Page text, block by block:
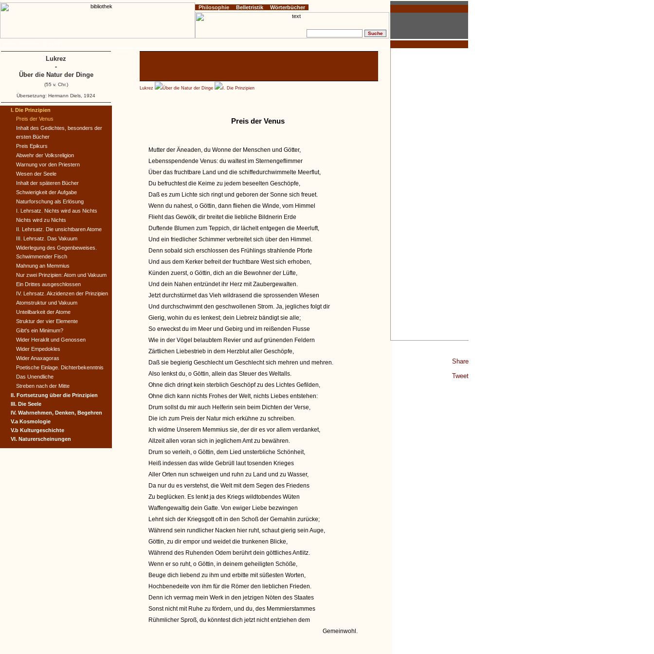
Share
Tweet
Lukrez Über die Natur der Dinge I. Die Prinzipien
Preis der Venus
Mutter der Äneaden, du Wonne der Menschen und Götter,
Lebensspendende Venus: du waltest im Sternengeflimmer
Über das fruchtbare Land und die schiffedurchwimmelte Meerflut,
Du befruchtest die Keime zu jedem beseelten Geschöpfe,
Daß es zum Lichte sich ringt und geboren der Sonne sich freuet.
Wenn du nahest, o Göttin, dann fliehen die Winde, vom Himmel
Flieht das Gewölk, dir breitet die liebliche Bildnerin Erde
Duftende Blumen zum Teppich, dir lächelt entgegen die Meerluft,
Und ein friedlicher Schimmer verbreitet sich über den Himmel.
Denn sobald sich erschlossen des Frühlings strahlende Pforte
Und aus dem Kerker befreit der fruchtbare West sich erhoben,
Künden zuerst, o Göttin, dich an die Bewohner der Lüfte,
Und dein Nahen entzündet ihr Herz mit Zaubergewalten.
Jetzt durchstürmet das Vieh wildrasend die sprossenden Wiesen
Und durchschwimmt den geschwollenen Strom. Ja, jegliches folgt dir
Gierig, wohin du es lenkest; dein Liebreiz bändigt sie alle;
So erweckst du im Meer und Gebirg und im reißenden Flusse
Wie in der Vögel belaubtem Revier und auf grünenden Feldern
Zärtlichen Liebestrieb in dem Herzblut aller Geschöpfe,
Daß sie begierig Geschlecht um Geschlecht sich mehren und mehren.
Also lenkst du, o Göttin, allein das Steuer des Weltalls.
Ohne dich dringt kein sterblich Geschöpf zu des Lichtes Gefilden,
Ohne dich kann nichts Frohes der Welt, nichts Liebes entstehen:
Drum sollst du mir auch Helferin sein beim Dichten der Verse,
Die ich zum Preis der Natur mich erkühne zu schreiben.
Ich widme Unserem Memmius sie, der dir es vor allem verdanket,
Allzeit allen voran sich in jeglichem Amt zu bewähren.
Drum so verleih, o Göttin, dem Lied unsterbliche Schönheit,
Heiß indessen das wilde Gebrüll laut tosenden Krieges
Aller Orten nun schweigen und ruhn zu Land und zu Wasser,
Da nur du es verstehst, die Welt mit dem Segen des Friedens
Zu beglücken. Es lenkt ja des Kriegs wildtobendes Wüten
Waffengewaltig dein Gatte. Von ewiger Liebe bezwingen
Lehnt sich der Kriegsgott oft in den Schoß der Gemahlin zurücke;
Während sein rundlicher Nacken hier ruht, schaut gierig sein Auge,
Göttin, zu dir empor und weidet die trunkenen Blicke,
Während des Ruhenden Odem berührt dein göttliches Antlitz.
Wenn er so ruht, o Göttin, in deinem geheiligten Schöße,
Beuge dich liebend zu ihm und erbitte mit süßesten Worten,
Hochbenedeite von ihm für die Römer den lieblichen Frieden.
Denn ich vermag mein Werk in den jetzigen Nöten des Staates
Sonst nicht mit Ruhe zu fördern, und du, des Memmierstammes
Rühmlicher Sproß, du könntest dich jetzt nicht entziehen dem
Gemeinwohl.
I. Die Prinzipien
Preis der Venus
Inhalt des Gedichtes, besonders der
ersten Bücher
Preis Epikurs
Abwehr der Volksreligion
Warnung vor den Priestern
Wesen der Seele
Inhalt der späteren Bücher
Schwierigkeit der Aufgabe
Naturforschung als Erlösung
I. Lehrsatz. Nichts wird aus Nichts
Nichts wird zu Nichts
II. Lehrsatz. Die unsichtbaren Atome
III. Lehrsatz. Das Vakuum
Widerlegung des Gegenbeweises.
Schwimmender Fisch
Mahnung an Memmius
Nur zwei Prinzipien: Atom und Vakuum
Ein Drittes ausgeschlossen
IV. Lehrsatz. Akzidenzen der Prinzipien
Atomstruktur und Vakuum
Unteilbarkeit der Atome
Struktur der vier Elemente
Gibt's ein Minimum?
Wider Heraklit und Genossen
Wider Empedokles
Wider Anaxagoras
Poetische Einlage. Dichterbekenntnis
Das Unendliche
Streben nach der Mitte
II. Fortsetzung über die Prinzipien
III. Die Seele
IV. Wahrnehmen, Denken, Begehren
V.a Kosmologie
V.b Kulturgeschichte
VI. Naturerscheinungen
Philosophie Belletristik Wörterbücher
Lukrez
-
Über die Natur der Dinge
(55 v. Chr.)
Übersetzung: Hermann Diels, 1924